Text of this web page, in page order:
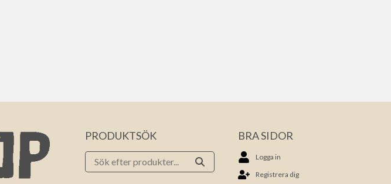
PRODUKTSÖK BRA SIDOR
Logga in
Registrera dig